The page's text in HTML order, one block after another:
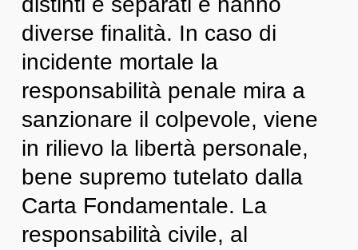
diverse finalità. In caso di
incidente mortale la
responsabilità penale mira a
sanzionare il colpevole, viene
in rilievo la libertà personale,
bene supremo tutelato dalla
Carta Fondamentale. La
responsabilità civile, al